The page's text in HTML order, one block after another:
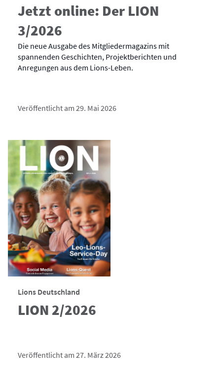
Jetzt online: Der LION
3/2026
Die neue Ausgabe des Mitgliedermagazins mit
spannenden Geschichten, Projektberichten und
Anregungen aus dem Lions-Leben.
Veröffentlicht am 29. Mai 2026
Lions Deutschland
LION 2/2026
Veröffentlicht am 27. März 2026